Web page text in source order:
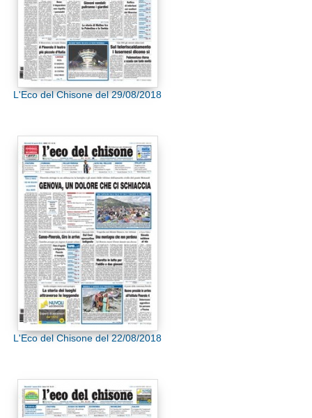
L'Eco del Chisone del 29/08/2018
L'Eco del Chisone del 22/08/2018